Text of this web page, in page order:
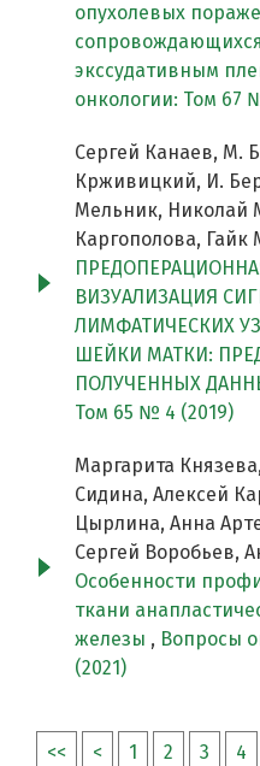
опухолевых
экссудативным
онкологии: Том 67
Сергей Канаев, М.
Крживицкий, И.
Мельник, Николай
Каргополова, Гайк
ВИЗУАЛИЗАЦИЯ
ЛИМФАТИЧЕСКИХ
ШЕЙКИ МАТКИ:
ПОЛУЧЕННЫХ
Том 65 № 4 (2019)
Маргарита
Сидина, Алексей
Цырлина, Анна
Сергей Воробьев,
Особенности
ткани
железы , Вопросы
(2021)
<< < 1 2 3 4